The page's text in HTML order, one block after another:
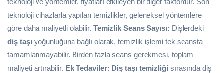
teknoloji ve yöntemler, fiyatları etkileyen bir diğer faktördür. Son
teknoloji cihazlarla yapılan temizlikler, geleneksel yöntemlere
göre daha maliyetli olabilir. Temizlik Seans Sayısı: Dişlerdeki
diş taşı yoğunluğuna bağlı olarak, temizlik işlemi tek seansta
tamamlanmayabilir. Birden fazla seans gerekmesi, toplam
maliyeti artırabilir. Ek Tedaviler: Diş taşı temizliği sırasında diş